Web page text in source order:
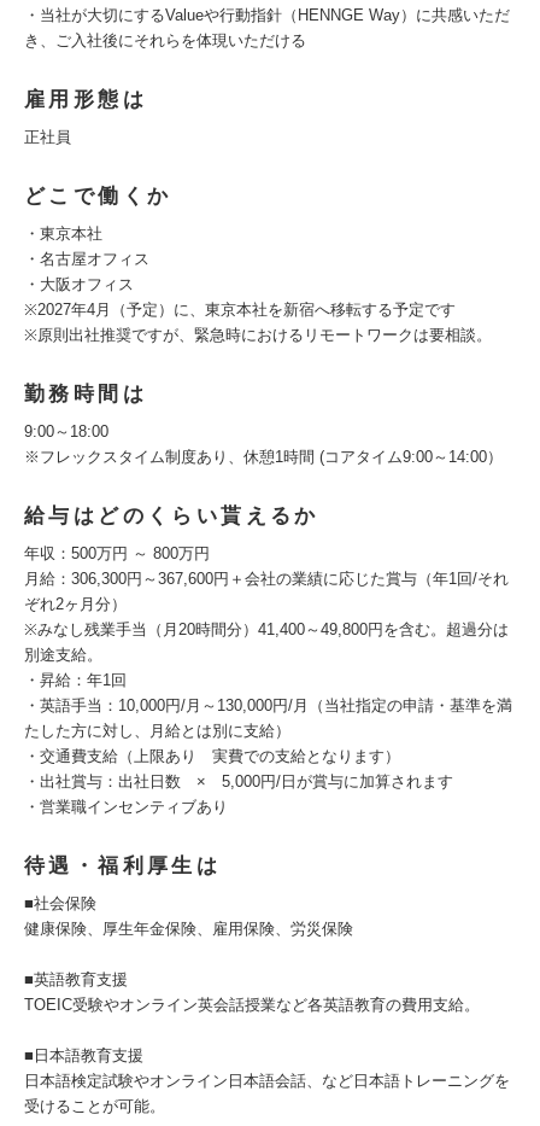
・当社が大切にするValueや行動指針（HENNGE Way）に共感いただ
き、ご入社後にそれらを体現いただける
雇用形態は
正社員
どこで働くか
・東京本社
・名古屋オフィス
・大阪オフィス
※2027年4月（予定）に、東京本社を新宿へ移転する予定です
※原則出社推奨ですが、緊急時におけるリモートワークは要相談。
勤務時間は
9:00～18:00
※フレックスタイム制度あり、休憩1時間 (コアタイム9:00～14:00）
給与はどのくらい貰えるか
年収：500万円 ～ 800万円
月給：306,300円～367,600円＋会社の業績に応じた賞与（年1回/それ
ぞれ2ヶ月分）
※みなし残業手当（月20時間分）41,400～49,800円を含む。超過分は
別途支給。
・昇給：年1回
・英語手当：10,000円/月～130,000円/月（当社指定の申請・基準を満
たした方に対し、月給とは別に支給）
・交通費支給（上限あり 実費での支給となります）
・出社賞与：出社日数 × 5,000円/日が賞与に加算されます
・営業職インセンティブあり
待遇・福利厚生は
■社会保険
健康保険、厚生年金保険、雇用保険、労災保険
■英語教育支援
TOEIC受験やオンライン英会話授業など各英語教育の費用支給。
■日本語教育支援
日本語検定試験やオンライン日本語会話、など日本語トレーニングを
受けることが可能。